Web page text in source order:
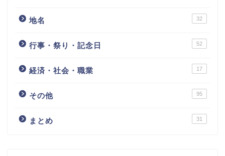
地名 32
行事・祭り・記念日 52
経済・社会・職業 17
その他 95
まとめ 31